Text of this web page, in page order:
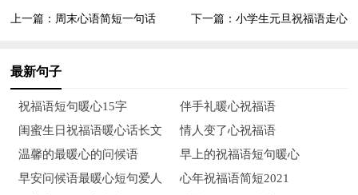
9、愿美妙的香味时刻围绕着您，使您的人生充满幸福喜
10、在我记忆的画面上增添了许多美好的怀念，似锦如织，
我亲爱的朋友请接受我深深的祝愿，愿所有的欢乐都陪伴着你！
11、看完这条消息，许个心愿，满天的星都想看到你的笑
脸；悠悠的云里有淡淡的思念，淡淡的思念里有我绵绵的祝愿，
愿你生日快乐，微笑生活每一天！
上一篇： 周末心语简短一句话 下一篇： 小学生元旦祝福语走心
最新句子
祝福语短句暖心15字
伴手礼暖心祝福语
闺蜜生日祝福语暖心话长文
情人变了心祝福语
温馨的最暖心的问候语
早上的祝福语短句暖心
早安问候语最暖心短句爱人
心年祝福语简短2021